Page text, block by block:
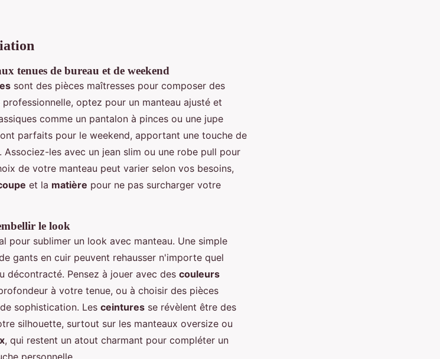
tenues de bureau et de weekend
sont des pièces maîtresses pour composer des
optez pour un manteau ajusté et
comme un pantalon à pinces ou une jupe
parfaits pour le weekend, apportant une touche de
les avec un jean slim ou une robe pull pour
de votre manteau peut varier selon vos besoins,
et la matière pour ne pas surcharger votre
le look
pour sublimer un look avec manteau. Une simple
gants en cuir peuvent rehausser n'importe quel
décontracté. Pensez à jouer avec des couleurs
à votre tenue, ou à choisir des pièces
sophistication. Les ceintures se révèlent être des
silhouette, surtout sur les manteaux oversize ou
, qui restent un atout charmant pour compléter un